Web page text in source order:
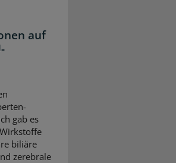
auf
gab es
biliäre
zerebrale